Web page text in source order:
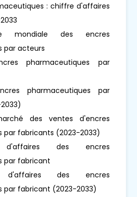
: chiffre d'affaires
mondiale des encres
par acteurs
pharmaceutiques par
pharmaceutiques par
des ventes d'encres
par fabricants (2023-2033)
des encres
par fabricant
d'affaires des encres
par fabricant (2023-2033)